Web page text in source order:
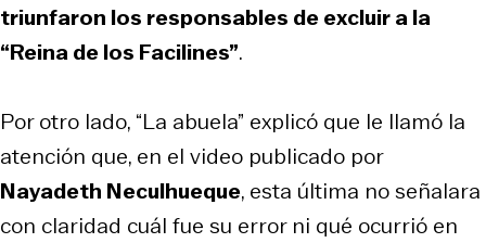
triunfaron los responsables de excluir a la
“Reina de los Facilines”.
Por otro lado, “La abuela” explicó que le llamó la
atención que, en el video publicado por
Nayadeth Neculhueque, esta última no señalara
con claridad cuál fue su error ni qué ocurrió en